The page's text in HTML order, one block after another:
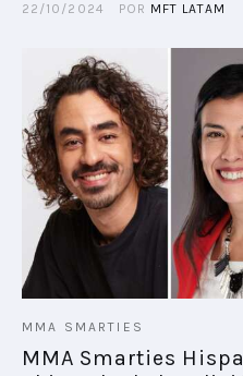
22/10/2024 POR MFT LATAM
MMA SMARTIES
MMA Smarties